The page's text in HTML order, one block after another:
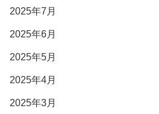
2025年7月
2025年6月
2025年5月
2025年4月
2025年3月